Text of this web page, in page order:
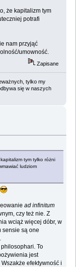
że kapitalizm tym
potrafi
nam przyjąć
umowność.
Zapisane
tylko my
się w naszych
tym tylko różni
ludziom
ad infinitum
czy też nie. Z
wciąż więcej dóbr, w
sensie są one
To
jest
efektywność i